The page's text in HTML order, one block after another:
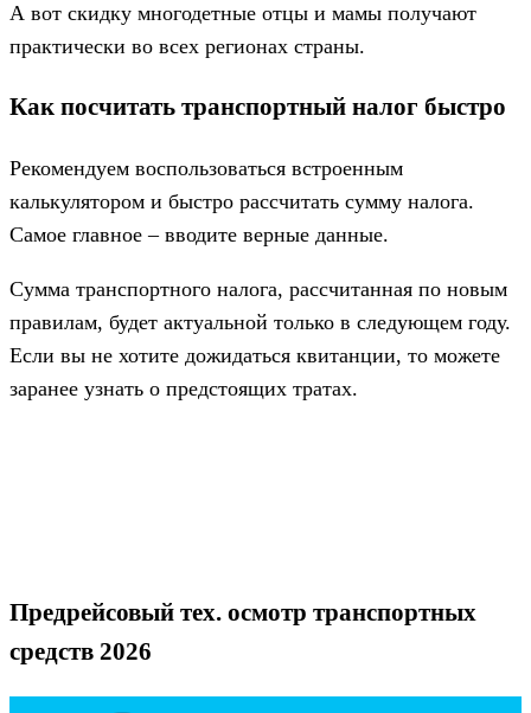
А вот скидку многодетные отцы и мамы получают
практически во всех регионах страны.
Как посчитать транспортный налог быстро
Рекомендуем воспользоваться встроенным
калькулятором и быстро рассчитать сумму налога.
Самое главное ‒ вводите верные данные.
Сумма транспортного налога, рассчитанная по новым
правилам, будет актуальной только в следующем году.
Если вы не хотите дожидаться квитанции, то можете
заранее узнать о предстоящих тратах.
Предрейсовый тех. осмотр транспортных
средств 2026